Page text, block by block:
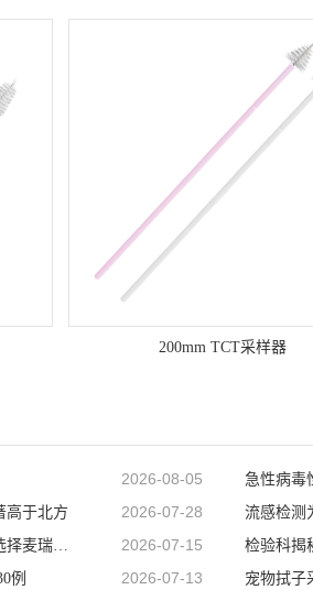
200mm TCT采样器
2026-08-05
高于北方 2026-07-28
新冠咽拭子如何选择？为何医疗机构选择麦瑞科林93050D型咽拭 2026-07-15 检验科揭
例 2026-07-13 宠物拭子